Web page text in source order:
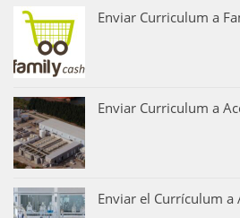
Enviar Curriculum a
Enviar Curriculum a
Enviar el Currículum a